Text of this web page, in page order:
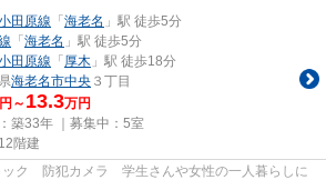
田原線 「海老名 」駅 徒歩5分
「海老名 」駅 徒歩5分
田原線 「厚木 」駅 徒歩18分
海老名市中央 ３丁目
～ 13.3万円
築33年 ｜募集中： 5室
階建
ク 防犯カメラ 学生さんや女性の一人暮らしに